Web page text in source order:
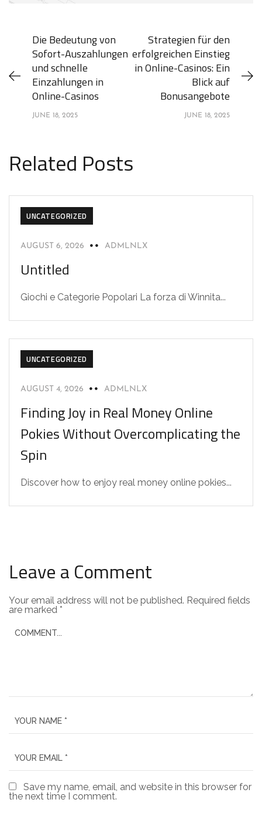
Die Bedeutung von
Sofort-Auszahlungen
und schnelle
Einzahlungen in
Online-Casinos
JUNE 18, 2025
Strategien für den
erfolgreichen Einstieg
in Online-Casinos: Ein
Blick auf
Bonusangebote
JUNE 18, 2025
Related Posts
UNCATEGORIZED
AUGUST 6, 2026 ADMLNLX
Untitled
Giochi e Categorie Popolari La forza di Winnita...
UNCATEGORIZED
AUGUST 4, 2026 ADMLNLX
Finding Joy in Real Money Online
Pokies Without Overcomplicating the
Spin
Discover how to enjoy real money online pokies...
Leave a Comment
Your email address will not be published. Required fields
are marked *
Save my name, email, and website in this browser for
the next time I comment.